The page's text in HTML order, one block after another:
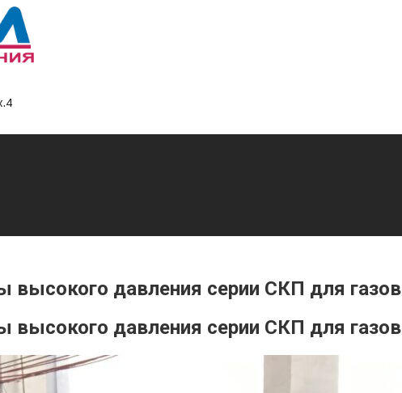
высокого давления серии СКП для газов
высокого давления серии СКП для газов